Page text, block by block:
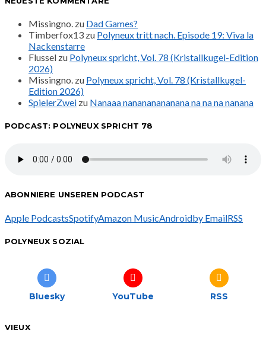
Missingno. zu Dad Games?
Timberfox13 zu Polyneux tritt nach. Episode 19: Viva la
Nackenstarre
Flussel zu Polyneux spricht, Vol. 78 (Kristallkugel-Edition
2026)
Missingno. zu Polyneux spricht, Vol. 78 (Kristallkugel-
Edition 2026)
SpielerZwei zu Nanaaa nanananananana na na na nanana
PODCAST: POLYNEUX SPRICHT 78
ABONNIERE UNSEREN PODCAST
Apple PodcastsSpotifyAmazon MusicAndroidby EmailRSS
POLYNEUX SOZIAL
Bluesky YouTube RSS
VIEUX